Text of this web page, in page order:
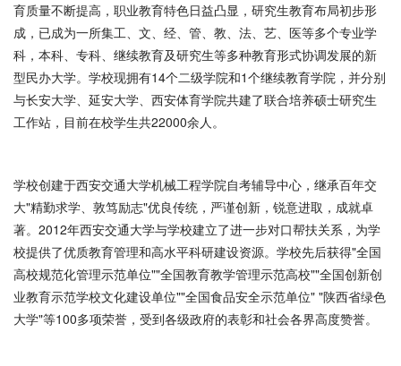
育质量不断提高，职业教育特色日益凸显，研究生教育布局初步形
成，已成为一所集工、文、经、管、教、法、艺、医等多个专业学
科，本科、专科、继续教育及研究生等多种教育形式协调发展的新
型民办大学。学校现拥有14个二级学院和1个继续教育学院，并分别
与长安大学、延安大学、西安体育学院共建了联合培养硕士研究生
工作站，目前在校学生共22000余人。
学校创建于西安交通大学机械工程学院自考辅导中心，继承百年交
大"精勤求学、敦笃励志"优良传统，严谨创新，锐意进取，成就卓
著。2012年西安交通大学与学校建立了进一步对口帮扶关系，为学
校提供了优质教育管理和高水平科研建设资源。学校先后获得"全国
高校规范化管理示范单位""全国教育教学管理示范高校""全国创新创
业教育示范学校文化建设单位""全国食品安全示范单位" "陕西省绿色
大学"等100多项荣誉，受到各级政府的表彰和社会各界高度赞誉。